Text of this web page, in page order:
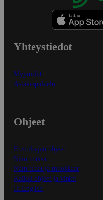
Yhteystiedot
Myymälät
Asiakaspalvelu
Ohjeet
Ensitilaajan ohjeet
Näin maksat
Näin tilaat ja muokkaat
Kaikki ohjeet ja vinkit
In English